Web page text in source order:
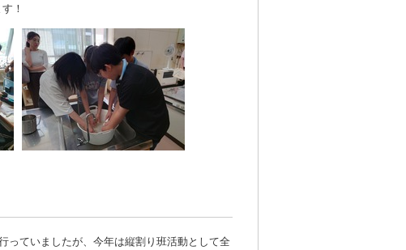
！
っていましたが、今年は縦割り班活動として全